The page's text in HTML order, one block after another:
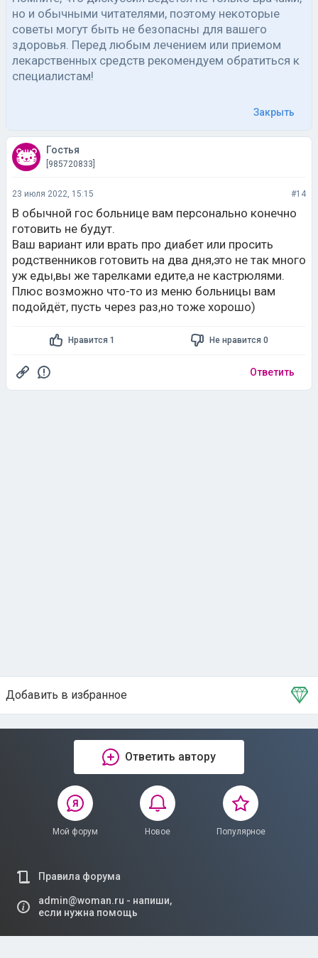
но и обычными читателями, поэтому некоторые
советы могут быть не безопасны для вашего
здоровья. Перед любым лечением или приемом
лекарственных средств рекомендуем обратиться к
специалистам!
Закрыть
Гостья
[985720833]
23 июля 2022, 15:15 #14
В обычной гос больнице вам персонально конечно
готовить не будут.
Ваш вариант или врать про диабет или просить
родственников готовить на два дня,это не так много
уж еды,вы же тарелками едите,а не кастрюлями.
Плюс возможно что-то из меню больницы вам
подойдёт, пусть через раз,но тоже хорошо)
Нравится 1 Не нравится 0
Ответить
Добавить в избранное
Тема в избранном
Ответить автору
Мой форум Новое Популярное
Правила форума
admin@woman.ru - напиши,
если нужна помощь